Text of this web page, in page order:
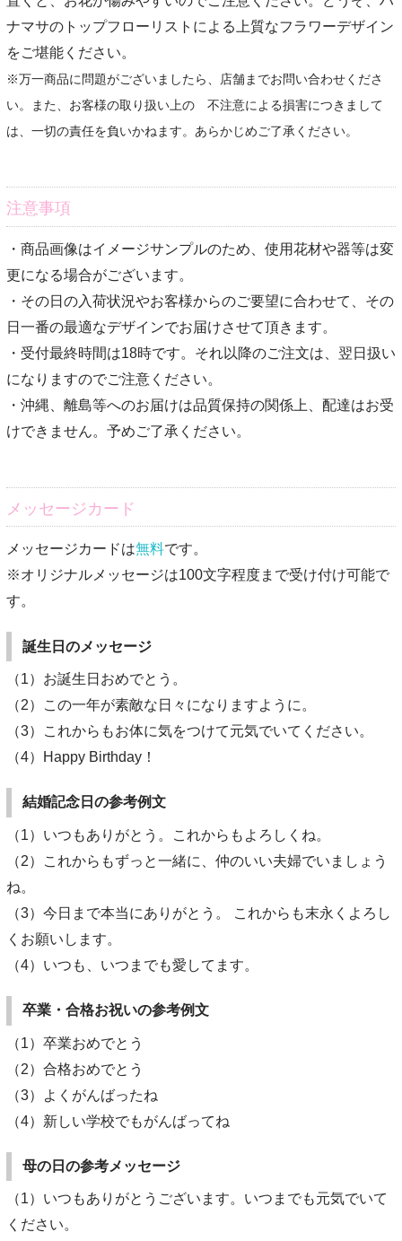
ナマサのトップフローリストによる上質なフラワーデザイン
をご堪能ください。
※万一商品に問題がございましたら、店舗までお問い合わせくださ
い。また、お客様の取り扱い上の 不注意による損害につきまして
は、一切の責任を負いかねます。あらかじめご了承ください。
注意事項
・商品画像はイメージサンプルのため、使用花材や器等は変
更になる場合がございます。
・その日の入荷状況やお客様からのご要望に合わせて、その
日一番の最適なデザインでお届けさせて頂きます。
・受付最終時間は18時です。それ以降のご注文は、翌日扱い
になりますのでご注意ください。
・沖縄、離島等へのお届けは品質保持の関係上、配達はお受
けできません。予めご了承ください。
メッセージカード
メッセージカードは無料です。
※オリジナルメッセージは100文字程度まで受け付け可能で
す。
誕生日のメッセージ
（1）お誕生日おめでとう。
（2）この一年が素敵な日々になりますように。
（3）これからもお体に気をつけて元気でいてください。
（4）Happy Birthday！
結婚記念日の参考例文
（1）いつもありがとう。これからもよろしくね。
（2）これからもずっと一緒に、仲のいい夫婦でいましょう
ね。
（3）今日まで本当にありがとう。 これからも末永くよろし
くお願いします。
（4）いつも、いつまでも愛してます。
卒業・合格お祝いの参考例文
（1）卒業おめでとう
（2）合格おめでとう
（3）よくがんばったね
（4）新しい学校でもがんばってね
母の日の参考メッセージ
（1）いつもありがとうございます。いつまでも元気でいて
ください。